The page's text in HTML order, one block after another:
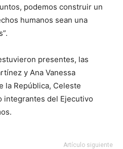
podemos construir un
humanos sean una
presentes, las
y Ana Vanessa
la República, Celeste
integrantes del Ejecutivo
Artículo siguiente